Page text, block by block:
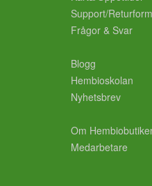
Support/
Frågor & Svar
Blogg
Hembioskolan
Nyhetsbrev
Om
Medarbetare